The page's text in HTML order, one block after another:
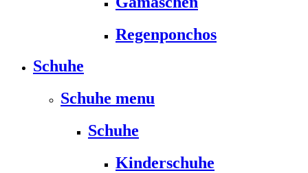
Regenponchos
Schuhe
Schuhe menu
Schuhe
Kinderschuhe